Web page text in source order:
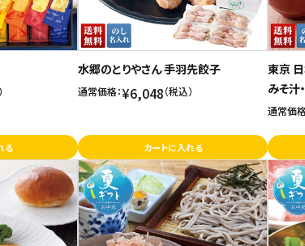
る
水郷のとりやさん 手羽先餃子
通常価格：¥6,048（税込）
カートに入れる
東京
みそ汁
通常価格